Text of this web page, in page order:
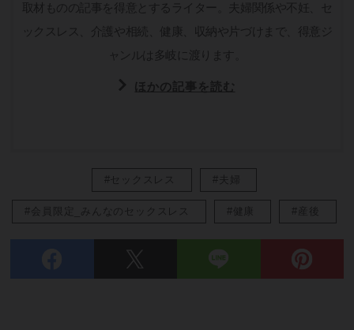
取材ものの記事を得意とするライター。夫婦関係や不妊、セ
ックスレス、介護や相続、健康、収納や片づけまで、得意ジ
ャンルは多岐に渡ります。
ほかの記事を読む
#セックスレス #夫婦
#会員限定_みんなのセックスレス #健康 #産後